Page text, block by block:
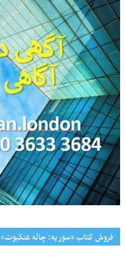
فروش کتاب «سوریه: چاله عنکبوت»